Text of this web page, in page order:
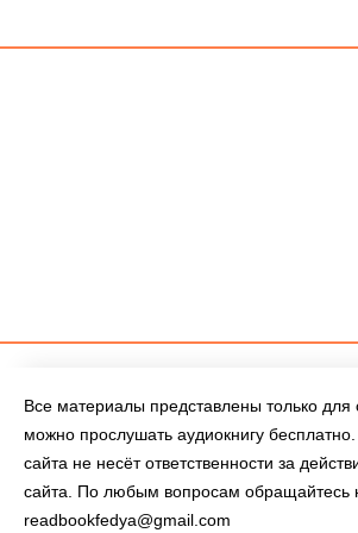
Все материалы представлены только для
можно прослушать аудиокнигу
сайта не несёт ответственности за
сайта. По любым вопросам обращайтесь
readbookfedya@gmail.com